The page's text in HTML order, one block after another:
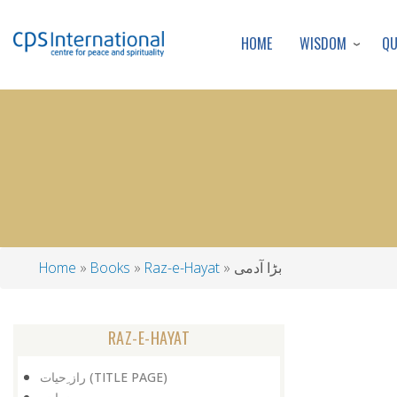
HOME WISDOM
Home Books Raz-e-Hayat بڑا آدمی
RAZ-E-HAYAT
راز ِحیات (TITLE PAGE)